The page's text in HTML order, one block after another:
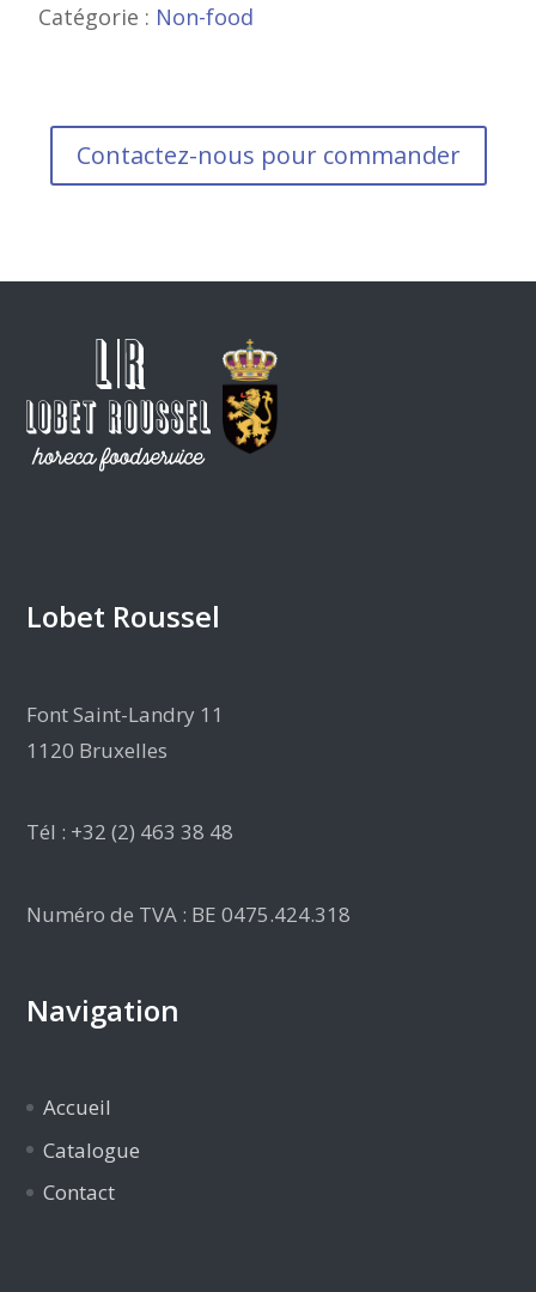
Catégorie : Non-food
Contactez-nous pour commander
Lobet Roussel
Font Saint-Landry 11
1120 Bruxelles
Tél : +32 (2) 463 38 48
Numéro de TVA : BE 0475.424.318
Navigation
Accueil
Catalogue
Contact